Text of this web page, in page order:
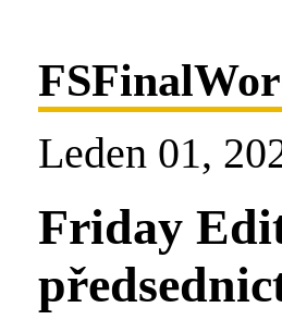
Leden 01,
Friday